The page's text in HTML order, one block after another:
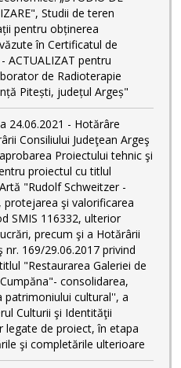
Studii de teren
pentru obținerea
în Certificatul de
ACTUALIZAT pentru
de Radioterapie
Pitești, județul Argeș"
24.06.2021 - Hotărâre
Consiliului Judeţean Argeş
Proiectului tehnic şi
proiectul cu titlul
"Rudolf Schweitzer -
şi valorificarea
SMIS 116332, ulterior
precum şi a Hotărârii
nr. 169/29.06.2017 privind
"Restaurarea Galeriei de
consolidarea,
cultural'', a
Culturii şi Identităţii
legate de proiect, în etapa
şi completările ulterioare